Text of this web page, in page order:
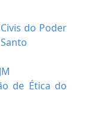
do Poder
de Ética do